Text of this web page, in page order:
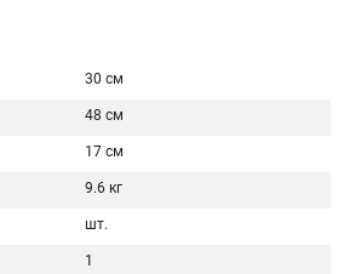
30 см
48 см
17 см
9.6 кг
шт.
1